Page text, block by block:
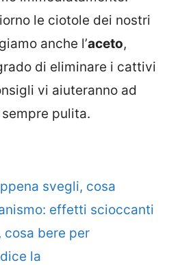
le ciotole dei nostri
anche l’aceto,
di eliminare i cattivi
vi aiuteranno ad
pulita.
svegli, cosa
effetti scioccanti
bere per
la